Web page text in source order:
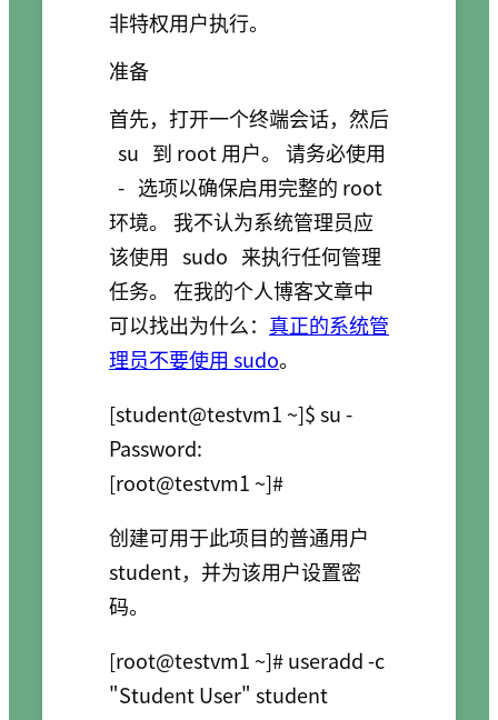
非特权用户执行。
准备
首先，打开一个终端会话，然后
su 到 root 用户。 请务必使用
- 选项以确保启用完整的 root
环境。 我不认为系统管理员应
该使用 sudo 来执行任何管理
任务。 在我的个人博客文章中
可以找出为什么： 真正的系统管
理员不要使用 sudo。
[student@testvm1 ~]$ su -
Password:
[root@testvm1 ~]#
创建可用于此项目的普通用户
student，并为该用户设置密
码。
[root@testvm1 ~]# useradd -c
"Student User" student